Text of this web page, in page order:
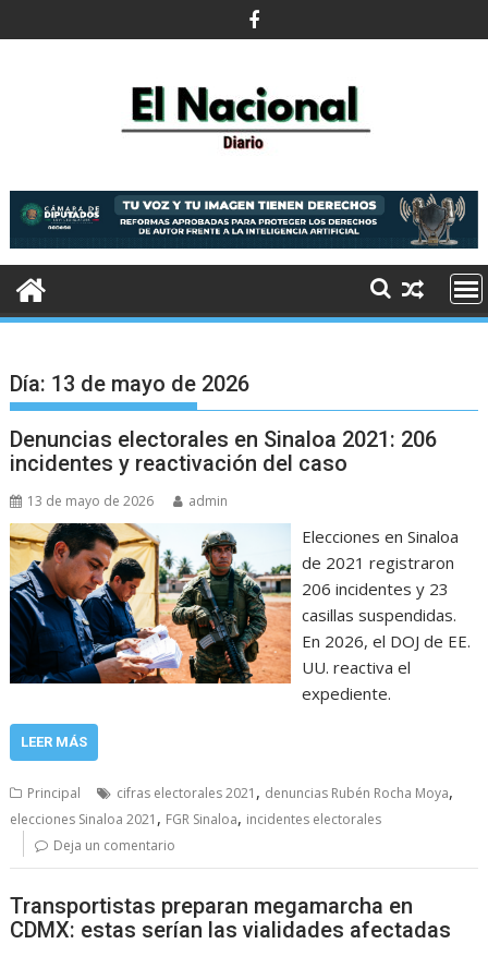
al
Día: 13 de mayo de 2026
Denuncias electorales en Sinaloa 2021: 206
incidentes y reactivación del caso
13 de mayo de 2026 admin
Elecciones en Sinaloa
de 2021 registraron
206 incidentes y 23
casillas suspendidas.
En 2026, el DOJ de EE.
UU. reactiva el
expediente.
LEER MÁS
Principal cifras electorales 2021 , denuncias Rubén Rocha Moya,
elecciones Sinaloa 2021 , FGR Sinaloa, incidentes electorales
Deja un comentario
Transportistas preparan megamarcha en
CDMX: estas serían las vialidades afectadas